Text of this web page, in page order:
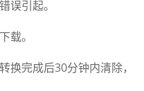
误引起。
载。
换完成后30分钟内清除，